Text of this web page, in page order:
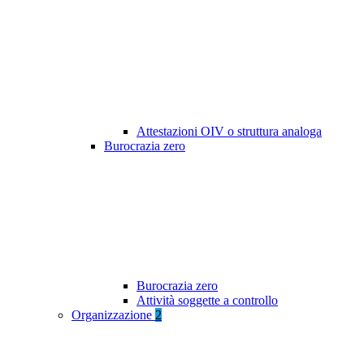
Attestazioni OIV o struttura analoga
Burocrazia zero
Burocrazia zero
Attività soggette a controllo
Organizzazione 2